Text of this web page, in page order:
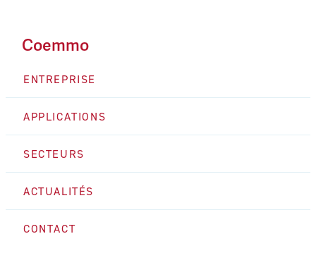
Coemmo
ENTREPRISE
APPLICATIONS
SECTEURS
ACTUALITÉS
CONTACT